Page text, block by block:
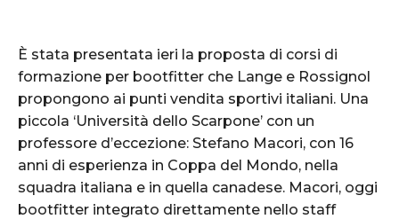
È stata presentata ieri la proposta di corsi di
formazione per bootfitter che Lange e Rossignol
propongono ai punti vendita sportivi italiani. Una
piccola ‘Università dello Scarpone’ con un
professore d’eccezione: Stefano Macori, con 16
anni di esperienza in Coppa del Mondo, nella
squadra italiana e in quella canadese. Macori, oggi
bootfitter integrato direttamente nello staff